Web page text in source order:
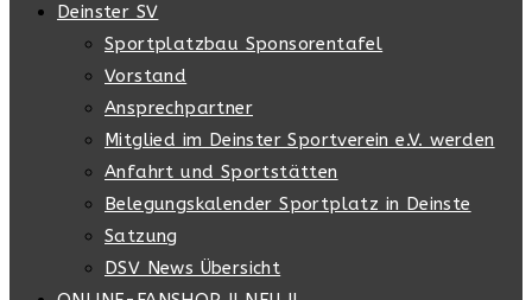
Deinster SV
Sportplatzbau Sponsorentafel
Vorstand
Ansprechpartner
Mitglied im Deinster Sportverein e.V. werden
Anfahrt und Sportstätten
Belegungskalender Sportplatz in Deinste
Satzung
DSV News Übersicht